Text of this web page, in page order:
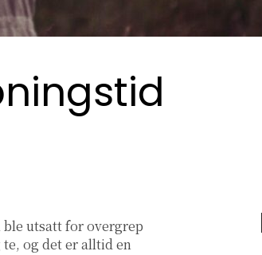
ble utsatt for overgrep
og det er alltid en